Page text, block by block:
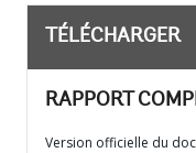
TÉLÉCHARGER
RAPPORT
Version officielle du